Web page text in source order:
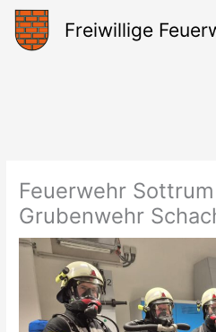
Zum
Inhalt
springen
Freiwillige
Feuerwehr
Grubenwehr